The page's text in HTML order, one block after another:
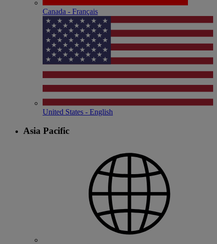
Canada - Français
United States - English
Asia Pacific